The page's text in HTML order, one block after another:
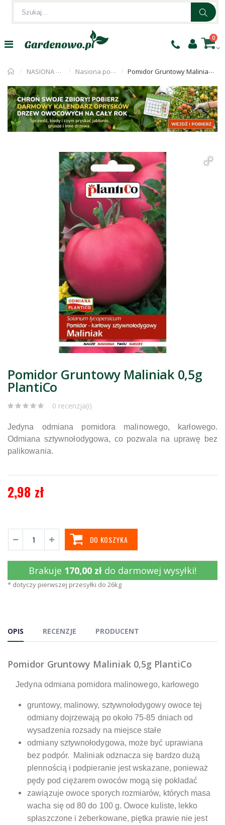
0
NASIONA WARZYW Nasiona pomidorów Pomidor Gruntowy Maliniak 0,5g PlantiCo
Pomidor Gruntowy Maliniak 0,5g
PlantiCo
0 recenzja(i)
Jedyna odmiana pomidora malinowego, karłowego.
Odmiana sztywnołodygowa, co pozwala na uprawę bez
palikowania.
2,98 zł
DO KOSZYKA
Brakuje 170,00 zł do darmowej wysyłki!
* dotyczy pierwszej przesyłki do 26kg
OPIS RECENZJE PRODUCENT
Pomidor Gruntowy Maliniak 0,5g PlantiCo
Jedyna odmiana pomidora malinowego, karłowego
gruntowy, malinowy, sztywnołodygowy owoce tej
odmiany dojrzewają po około 75-85 dniach od
wysadzenia rozsady na miejsce stałe
odmiany sztywnołodygowa, może być uprawiana
bez podpór. Maliniak odznacza się bardzo dużą
plennością i podpieranie jest wskazane, ponieważ
pędy pod ciężarem owoców mogą się pokładać
zawiązuje owoce sporych rozmiarów, których masa
wacha się od 80 do 100 g. Owoce kuliste, lekko
spłaszczone i żeberkowane, piętka prawie nie jest